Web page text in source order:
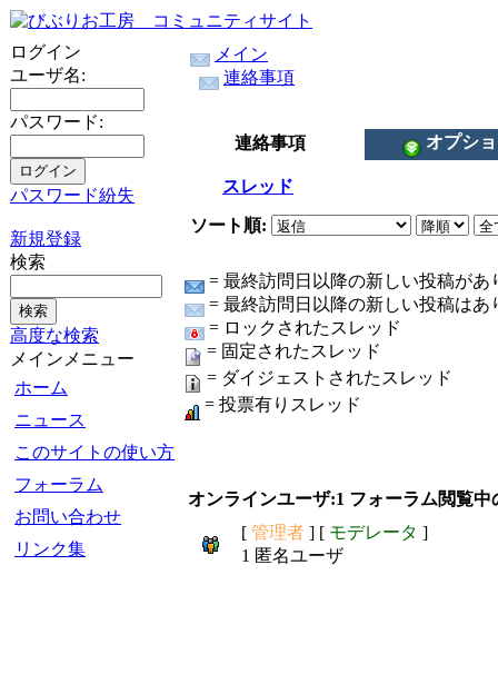
ログイン
ユーザ名:
パスワード:
パスワード紛失
新規登録
検索
高度な検索
メインメニュー
ホーム
ニュース
このサイトの使い方
フォーラム
お問い合わせ
リンク集
メイン
連絡事項
連絡事項 オプシ
スレッド
ソート順:
= 最終訪問日以降の新しい投稿があ
= 最終訪問日以降の新しい投稿はあ
= ロックされたスレッド
= 固定されたスレッド
= ダイジェストされたスレッド
= 投票有りスレッド
オンラインユーザ:1 フォーラム閲覧中
[ 管理者 ] [ モデレータ ]
1 匿名ユーザ